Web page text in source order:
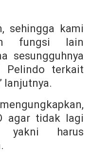
sehingga kami
fungsi lain
sesungguhnya
Pelindo terkait
lanjutnya.
agar tidak lagi
yakni harus